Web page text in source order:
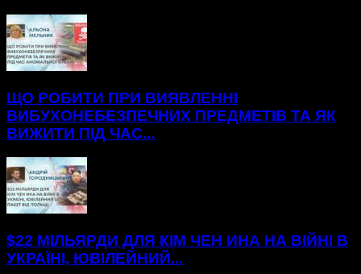
ЩО РОБИТИ ПРИ ВИЯВЛЕННІ
ВИБУХОНЕБЕЗПЕЧНИХ ПРЕДМЕТІВ ТА ЯК
ВИЖИТИ ПІД ЧАС...
$22 МІЛЬЯРДИ ДЛЯ КІМ ЧЕН ИНА НА ВІЙНІ В
УКРАЇНІ, ЮВІЛЕЙНИЙ...